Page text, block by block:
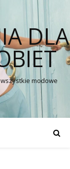
DLA
wszystkie modowe